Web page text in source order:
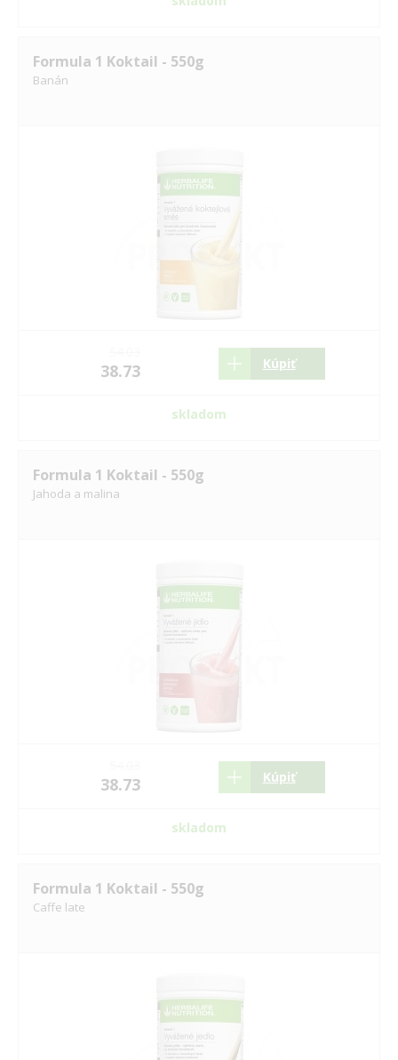
Formula 1 Koktail - 550g
Banán
38.73 Kúpiť
skladom
Formula 1 Koktail - 550g
Jahoda a malina
38.73 Kúpiť
skladom
Formula 1 Koktail - 550g
Caffe late